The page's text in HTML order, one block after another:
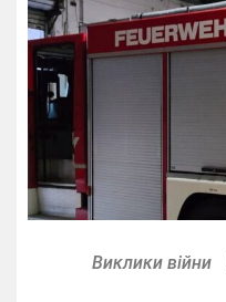
Виклики війни